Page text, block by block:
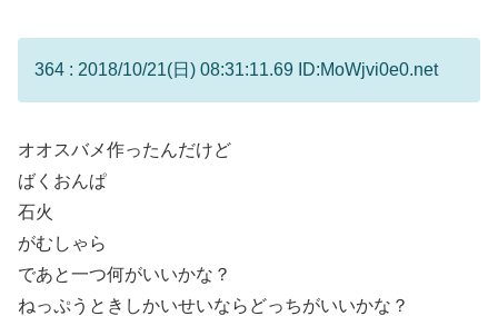
364 : 2018/10/21(日) 08:31:11.69 ID:MoWjvi0e0.net
オオスバメ作ったんだけど
ばくおんぱ
石火
がむしゃら
であと一つ何がいいかな？
ねっぷうときしかいせいならどっちがいいかな？